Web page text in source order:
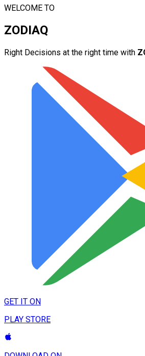
WELCOME TO
ZODIAQ
Right Decisions at the right time with
GET IT ON
PLAY STORE